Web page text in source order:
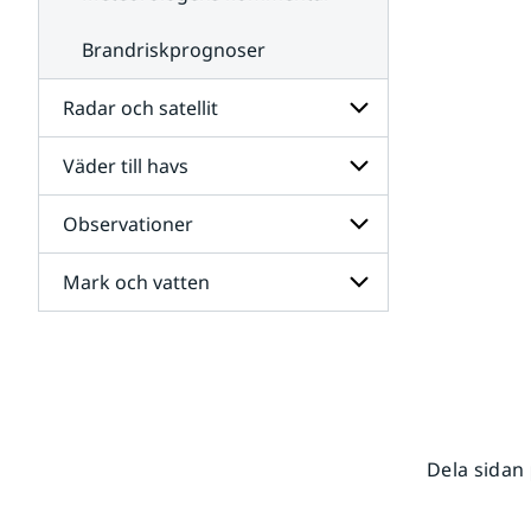
Brandriskprognoser
Radar och satellit
Undersidor
för
Radar
och
satellit
Väder till havs
Undersidor
för
Väder
till
havs
Observationer
Undersidor
för
Mark och vatten
Dela sidan